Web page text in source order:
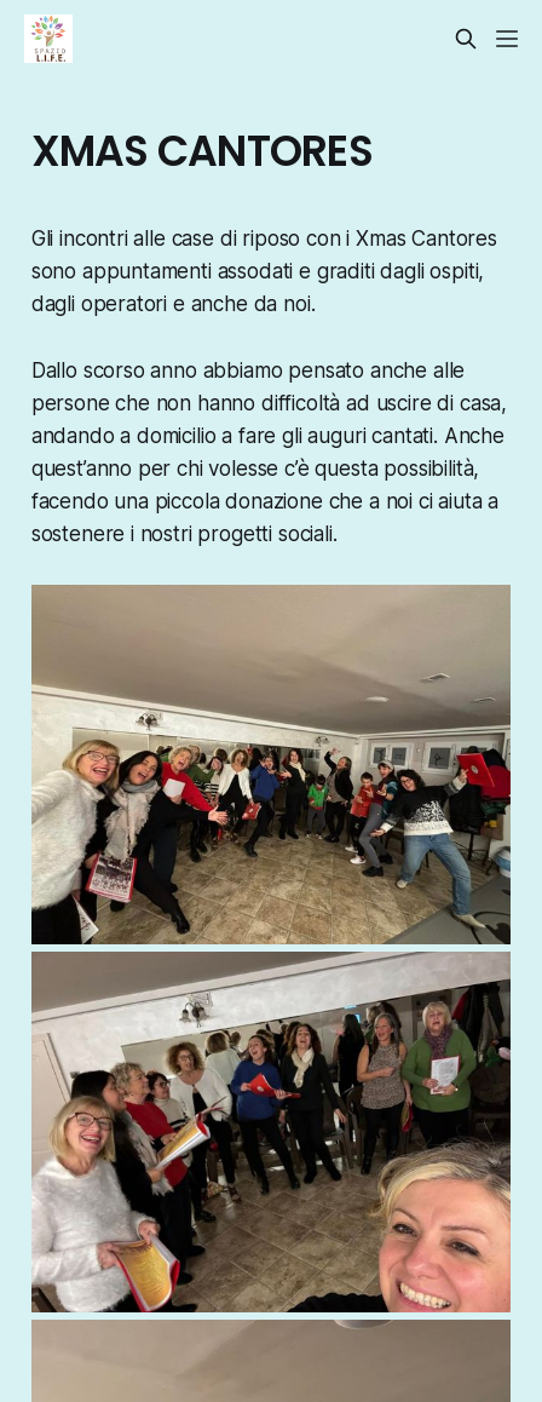
XMAS CANTORES
Gli incontri alle case di riposo con i Xmas Cantores
sono appuntamenti assodati e graditi dagli ospiti,
dagli operatori e anche da noi.
Dallo scorso anno abbiamo pensato anche alle
persone che non hanno difficoltà ad uscire di casa,
andando a domicilio a fare gli auguri cantati. Anche
quest’anno per chi volesse c’è questa possibilità,
facendo una piccola donazione che a noi ci aiuta a
sostenere i nostri progetti sociali.